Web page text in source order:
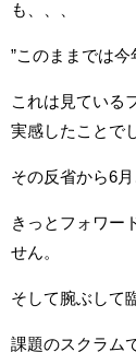
も、、、
”このままでは今
これは見ている
実感したことで
その反省から6
きっとフォワー
せん。
そして腕ぶして
課題のスクラム